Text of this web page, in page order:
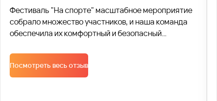
Фестиваль "На спорте" масштабное мероприятие
собрало множество участников, и наша команда
обеспечила их комфортный и безопасный
современные автобусы, соответствующие всем
стандартам безопасности. Каждое транспортное
средство было оснащено удобными сиденьями,
Посмотреть весь отзыв